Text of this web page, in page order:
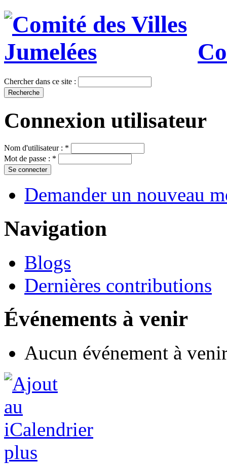
Chercher dans ce site :
Connexion utilisateur
Nom d'utilisateur : *
Mot de passe : *
Demander un nouveau
Navigation
Blogs
Dernières contributions
Événements à venir
Aucun événement à
plus